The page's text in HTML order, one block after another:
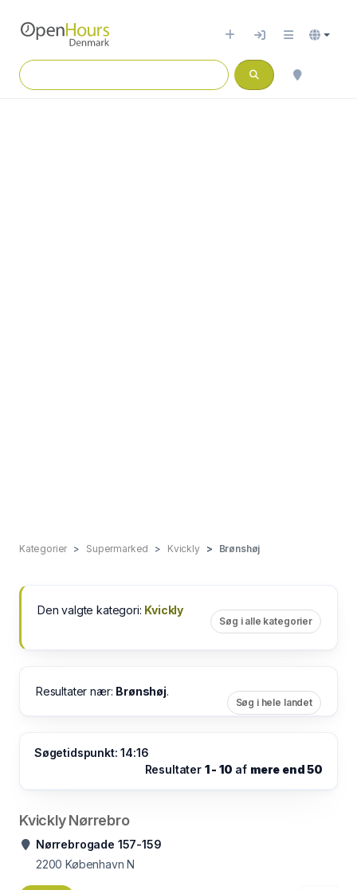
Kategorier Supermarked Kvickly Brønshøj
Den valgte kategori: Kvickly
Søg i alle kategorier
Resultater nær: Brønshøj.
Søg i hele landet
Søgetidspunkt: 14:16
Resultater 1 - 10 af mere end 50
Kvickly Nørrebro
Nørrebrogade 157-159
2200 København N